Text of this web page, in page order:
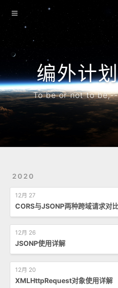
编外计
To be or not to
2020
12月 27
CORS与JSONP两种跨域请求对
12月 26
JSONP使用详解
12月 20
XMLHttpRequest对象使用详解
首页
专题
归档